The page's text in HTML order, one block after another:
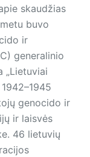
skaudžias
buvo
ir
generalinio
„Lietuviai
genocido ir
ir laisvės
46 lietuvių